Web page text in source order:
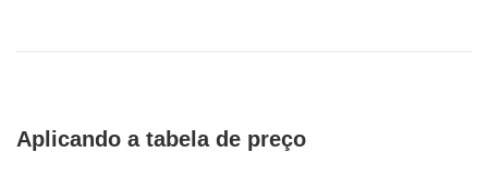
Aplicando a tabela de preço